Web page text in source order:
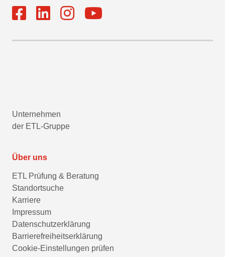
Unternehmen
der ETL-Gruppe
Über uns
ETL Prüfung & Beratung
Standortsuche
Karriere
Impressum
Datenschutzerklärung
Barrierefreiheitserklärung
Cookie-Einstellungen prüfen